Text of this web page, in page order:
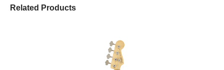
Related Products